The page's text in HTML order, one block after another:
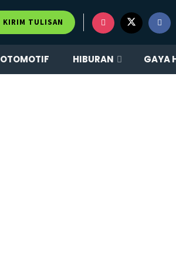
KIRIM TULISAN
OTOMOTIF HIBURAN GAYA